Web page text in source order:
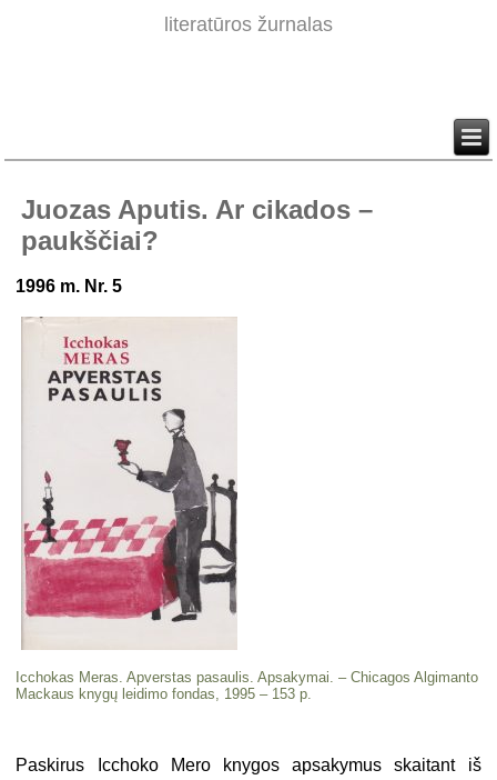
literatūros žurnalas
Juozas Aputis. Ar cikados –
paukščiai?
1996 m. Nr. 5
Icchokas Meras. Apverstas pasaulis. Apsakymai. – Chicagos Algimanto
Mackaus knygų leidimo fondas, 1995 – 153 p.
Paskirus Icchoko Mero knygos apsakymus skaitant iš